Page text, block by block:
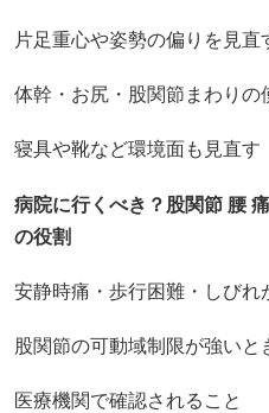
片足重心や姿勢の偏りを見直
体幹・お尻・股関節まわりの
寝具や靴など環境面も見直す
病院に行くべき？股関節 腰
の役割
安静時痛・歩行困難・しびれ
股関節の可動域制限が強いと
医療機関で確認されること